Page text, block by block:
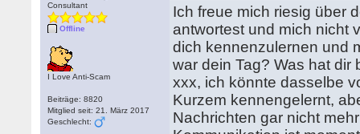
Consultant
Offline
I Love Anti-Scam
Beiträge: 8820
Mitglied seit: 21. März 2017
Geschlecht:
Ich freue mich riesig über
antwortest und mich nicht
dich kennenzulernen und
war dein Tag? Was hat dir
xxx, ich könnte dasselbe
Kurzem kennengelernt,
Nachrichten gar nicht